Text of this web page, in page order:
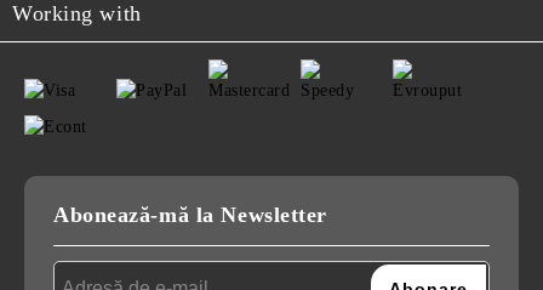
Working with
Abonează-mă la Newsletter